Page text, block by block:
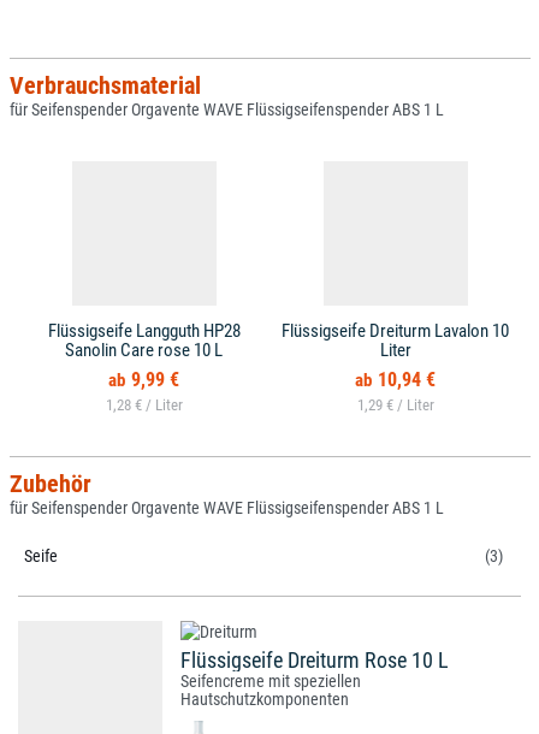
Verbrauchsmaterial
für Seifenspender Orgavente WAVE Flüssigseifenspender ABS 1 L
Flüssigseife Langguth HP28
Sanolin Care rose 10 L
9,99 €
1,28 € /
Flüssigseife Dreiturm Lavalon 10
Liter
10,94 €
1,29 € /
Zubehör
für Seifenspender Orgavente WAVE Flüssigseifenspender ABS 1 L
Seife (3)
Flüssigseife Dreiturm Rose 10 L
Seifencreme mit speziellen
Hautschutzkomponenten